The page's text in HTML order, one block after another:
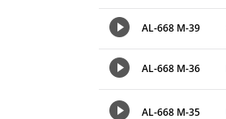
AL-668 M-39
AL-668 M-36
AL-668 M-35